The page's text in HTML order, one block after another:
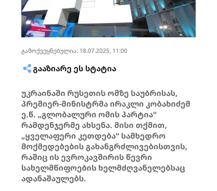
გამოქვეყნებულია: 18.07.2025, 11:00
ᲒᲐᲐᲖᲘᲐᲠᲔ ᲔᲡ ᲡᲢᲐᲢᲘᲐ
უკრაინაში რუსეთის ომზე საუბრისას,
პრემიერ-მინისტრმა ირაკლი კობახიძემ
ე.წ. „გლობალური ომის პარტია“
რამდენჯერმე ახსენა. მისი თქმით,
„ყველაფერი კეთდება“ სამხედრო
მოქმედებების გახანგრძლივებისთვის,
რაშიც ის ევროკავშირის წევრი
სახელმწიფოების ხელმძღვანელებსაც
ადანაშაულებს.